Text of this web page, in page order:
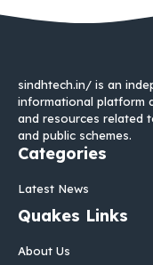
sindhtech.in/ is an
informational platform
and resources related
and public schemes.
Categories
Latest News
Quakes Links
About Us